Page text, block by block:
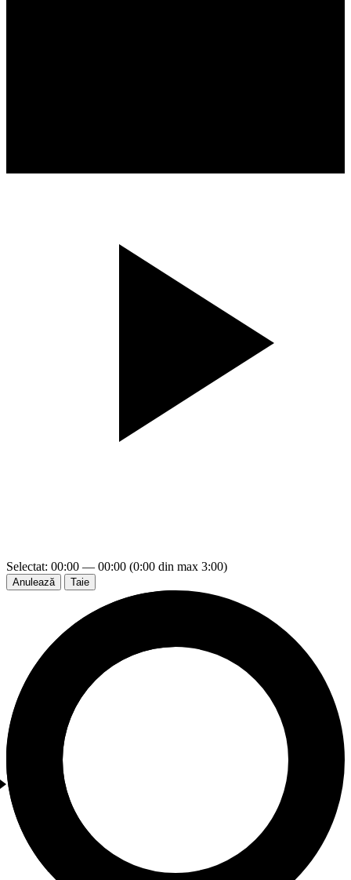
Selectat: 00:00 — 00:00 (0:00 din max 3:00)
Anulează Taie